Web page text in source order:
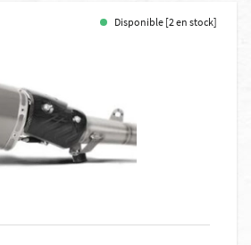
Disponible [2 en stock]